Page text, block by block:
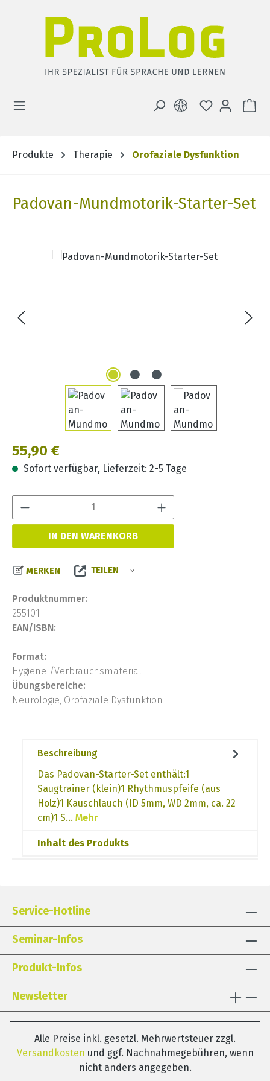
DU HAST 0
Produkte Therapie Orofaziale Dysfunktion
Padovan-Mundmotorik-Starter-Set
Bildergalerie überspringen
Regulärer Preis:
55,90 €
Sofort verfügbar, Lieferzeit: 2-5 Tage
IN DEN WARENKORB
MERKEN TEILEN
Produktnummer:
255101
EAN/ISBN:
-
Format:
Hygiene-/Verbrauchsmaterial
Übungsbereiche:
Neurologie, Orofaziale Dysfunktion
Beschreibung
Das Padovan-Starter-Set enthält:1
Saugtrainer (klein)1 Rhythmuspfeife (aus
Holz)1 Kauschlauch (ID 5mm, WD 2mm, ca. 22
cm)1 S… Mehr
Inhalt des Produkts
Service-Hotline
Seminar-Infos
Produkt-Infos
Newsletter
Alle Preise inkl. gesetzl. Mehrwertsteuer zzgl.
Versandkosten und ggf. Nachnahmegebühren, wenn
nicht anders angegeben.